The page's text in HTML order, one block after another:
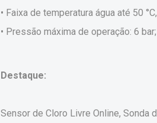
• Faixa de temperatura água até 50
• Pressão máxima de operação: 6
Destaque:
Sensor de Cloro Livre Online, Sonda